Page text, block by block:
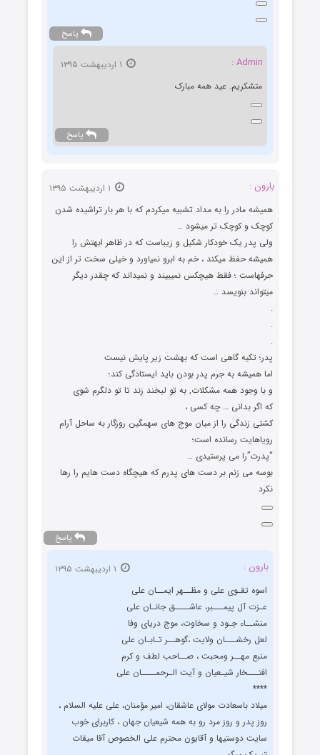
پاسخ
Admin :
متشکریم. عید همه مبارک
پاسخ
بارون :
همیشه مادر را به مداد تشبیه میکردم که با هر بار تراشیده شدن
کوچک و کوچک تر میشود …
ولی پدر یک خودکار شکیل و زیباست که در ظاهر ابهتش را
همیشه حفظ میکند ، خم به ابرو نمیاورد و خیلی سخت تر از این
حرفهاست ؛ فقط هیچکس نمیبیند و نمیداند که چقدر دیگر
میتواند بنویسد …
.
.
.
پدر؛ تکیه گاهی است که بهشت زیر پایش نیست
اما همیشه به جرم پدر بودن باید ایستادگی کند؛
و با وجود همه مشکلات, به تو لبخند زند تا تو دلگرم شوی
که اگر بدانی … چه کسی ،
کشتی زندگی را از میان موج های سهمگین روزگار به ساحل آرام
رویاهایت رسانده است؛
“پدرت”را می پرستیدی …
بوسه می زنم بر دست های پدرم که هیچگاه دست هایم را رها
نکرد
پاسخ
بارون :
اسوه تقـوی علی و مظــهر ایمــان علی
عـزت آل پیمـــبر، عاشــــق جانـان علی
منشــاء جـود و سخاوت، موج دریای وفا
لعل رخشـــان ولایت ،گوهــر تـابـان علی
منبع مهــر ومحبت ، صــاحب لطف و کرم
افتـــخار شیـعیان و آیت الـرحمــــان علی
****
میلاد باسعادت مولای عاشقان، امیر مؤمنان، علی علیه السلام ،
روز پدر و روز مرد رو به همه شیعیان جهان ، کاربرای خوب
سایت دوستیها و آقایون محترم علی الخصوص آقا میقات